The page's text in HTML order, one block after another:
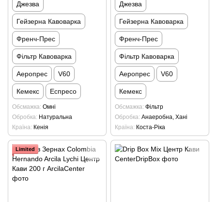
Джезва
Гейзерна Кавоварка
Френч-Прес
Фільтр Кавоварка
Аеропрес V60
Кемекс Еспресо
Обсмажка Омні
Обробка Натуральна
Країна Кенія
Джезва
Гейзерна Кавоварка
Френч-Прес
Фільтр Кавоварка
Аеропрес V60
Кемекс
Обсмажка Фільтр
Обробка Анаеробна, Хані
Країна Коста-Ріка
Limited